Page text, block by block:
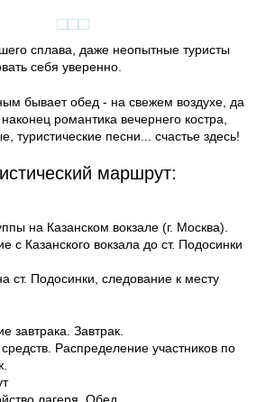
сплава, даже неопытные туристы
себя уверенно.
бывает обед - на свежем воздухе, да
романтика вечернего костра,
туристические песни... счастье здесь!
маршрут:
на Казанском вокзале (г. Москва).
с Казанского вокзала до ст. Подосинки
ст. Подосинки, следование к месту
завтрака. Завтрак.
Распределение участников по